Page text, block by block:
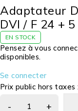
Adaptateur
DVI / F 24 +
EN STOCK
Pensez à vous
disponibles.
Se connecter
Prix public hors taxes